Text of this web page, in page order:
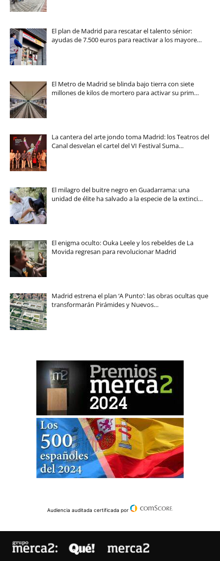
El plan de Madrid para rescatar el talento sénior:
ayudas de 7.500 euros para reactivar a los mayore…
El Metro de Madrid se blinda bajo tierra con siete
millones de kilos de mortero para activar su prim…
La cantera del arte jondo toma Madrid: los Teatros del
Canal desvelan el cartel del VI Festival Suma…
El milagro del buitre negro en Guadarrama: una
unidad de élite ha salvado a la especie de la extinci…
El enigma oculto: Ouka Leele y los rebeldes de La
Movida regresan para revolucionar Madrid
Madrid estrena el plan ‘A Punto’: las obras ocultas que
transformarán Pirámides y Nuevos…
Audiencia auditada certificada por